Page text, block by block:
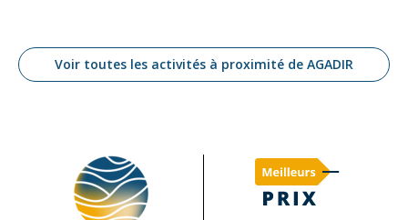
Voir toutes les activités à proximité de AGADIR